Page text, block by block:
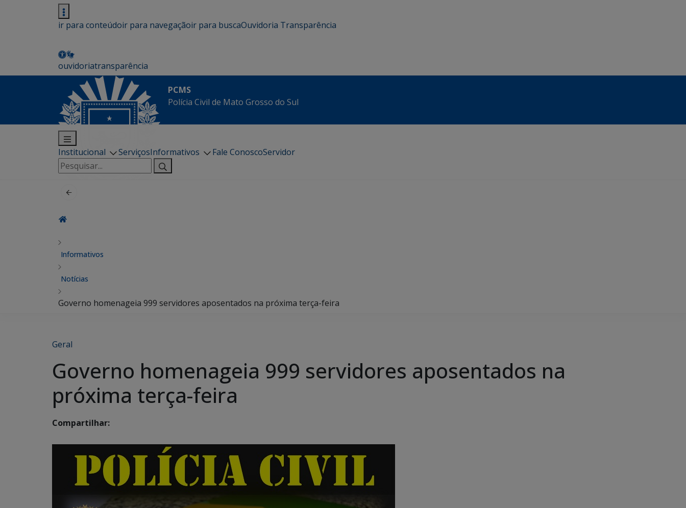
ir para conteúdoir para navegaçãoir para buscaOuvidoria Transparência
ouvidoriatransparência
PCMS
Polícia Civil de Mato Grosso do Sul
Institucional ServiçosInformativos Fale ConoscoServidor
Pesquisar
por:
Informativos
Notícias
Governo homenageia 999 servidores aposentados na próxima terça-feira
Geral
Governo homenageia 999 servidores aposentados na
próxima terça-feira
Compartilhar: